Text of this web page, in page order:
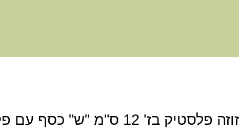
היה הראשון לכתוב סקירה “מזוזה פלסטיק בז' 12 ס"מ "ש"